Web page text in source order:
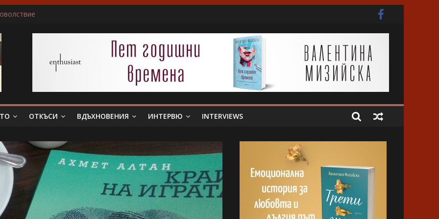
беше истински съпруг…”
Слава богу, отговори той…”
всяка сцена преживявам силно, както ако ми се случва в живота
ОТКЪСИ ВДЪХНОВЕНИЯ ИНТЕРВЮ INTERVIEWS